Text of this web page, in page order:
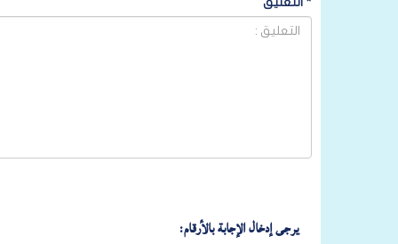
يرجى إدخال الإجابة بالأرقام: